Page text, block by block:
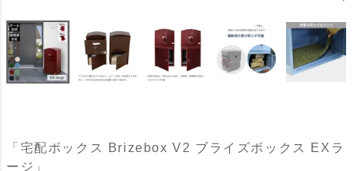
「宅配ボックス Brizebox V2 ブライズボックス EXラ
ージ」